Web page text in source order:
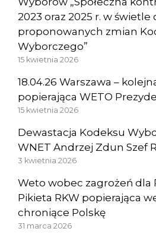
2023 oraz 2025 r. w świetle
proponowanych zmian
Wyborczego”
15 kwietnia 2026
18.04.26 Warszawa –
popierająca WETO
15 kwietnia 2026
Dewastacja Kodeksu
WNET Andrzej Zdun Szef
3 kwietnia 2026
Weto wobec zagrożeń dla
Pikieta RKW popierająca
chroniące Polskę
31 marca 2026